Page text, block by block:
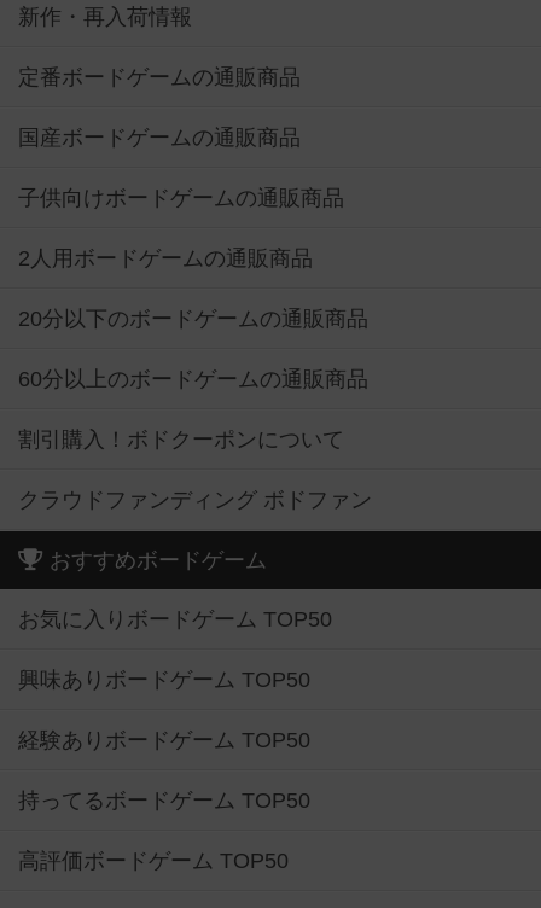
新作・再入荷情報
定番ボードゲームの通販商品
国産ボードゲームの通販商品
子供向けボードゲームの通販商品
2人用ボードゲームの通販商品
20分以下のボードゲームの通販商品
60分以上のボードゲームの通販商品
割引購入！ボドクーポンについて
クラウドファンディング ボドファン
おすすめボードゲーム
お気に入りボードゲーム TOP50
興味ありボードゲーム TOP50
経験ありボードゲーム TOP50
持ってるボードゲーム TOP50
高評価ボードゲーム TOP50